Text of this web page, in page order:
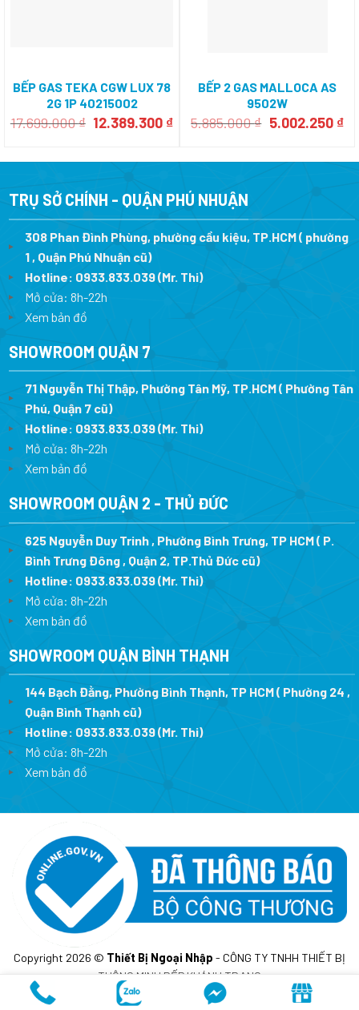
BẾP GAS TEKA CGW LUX 78
2G 1P 40215002
17.699.000₫ Giá
17.699.000 ₫.
12.389.300 ₫Giá
là:
BẾP 2 GAS MALLOCA AS
9502W
5.885.000₫ Giá
5.885.000 ₫.
5.002.250 ₫
là:
TRỤ SỞ CHÍNH - QUẬN PHÚ NHUẬN
308 Phan Đình Phùng, phường cầu kiệu, TP.HCM ( phường
1 , Quận Phú Nhuận cũ)
Hotline: 0933.833.039(Mr. Thi)
Mở cửa: 8h-22h
Xem bản đồ
SHOWROOM QUẬN 7
71 Nguyễn Thị Thập, Phường Tân Mỹ, TP.HCM ( Phường Tân
Phú, Quận 7 cũ)
Hotline: 0933.833.039(Mr. Thi)
Mở cửa: 8h-22h
Xem bản đồ
SHOWROOM QUẬN 2 - THỦ ĐỨC
625 Nguyễn Duy Trinh , Phường Bình Trưng, TP HCM ( P.
Bình Trưng Đông , Quận 2, TP.Thủ Đức cũ)
Hotline: 0933.833.039(Mr. Thi)
Mở cửa: 8h-22h
Xem bản đồ
SHOWROOM QUẬN BÌNH THẠNH
144 Bạch Đằng, Phường Bình Thạnh, TP HCM ( Phường 24 ,
Quận Bình Thạnh cũ)
Hotline: 0933.833.039(Mr. Thi)
Mở cửa: 8h-22h
Xem bản đồ
Copyright 2026 © Thiết Bị Ngoại Nhập - CÔNG TY TNHH THIẾT BỊ
THÔNG MINH BẾP KHÁNH TRANG
MST: 0317675241- Cấp lần đầu ngày 10/02/2023 tại sở KH&DT